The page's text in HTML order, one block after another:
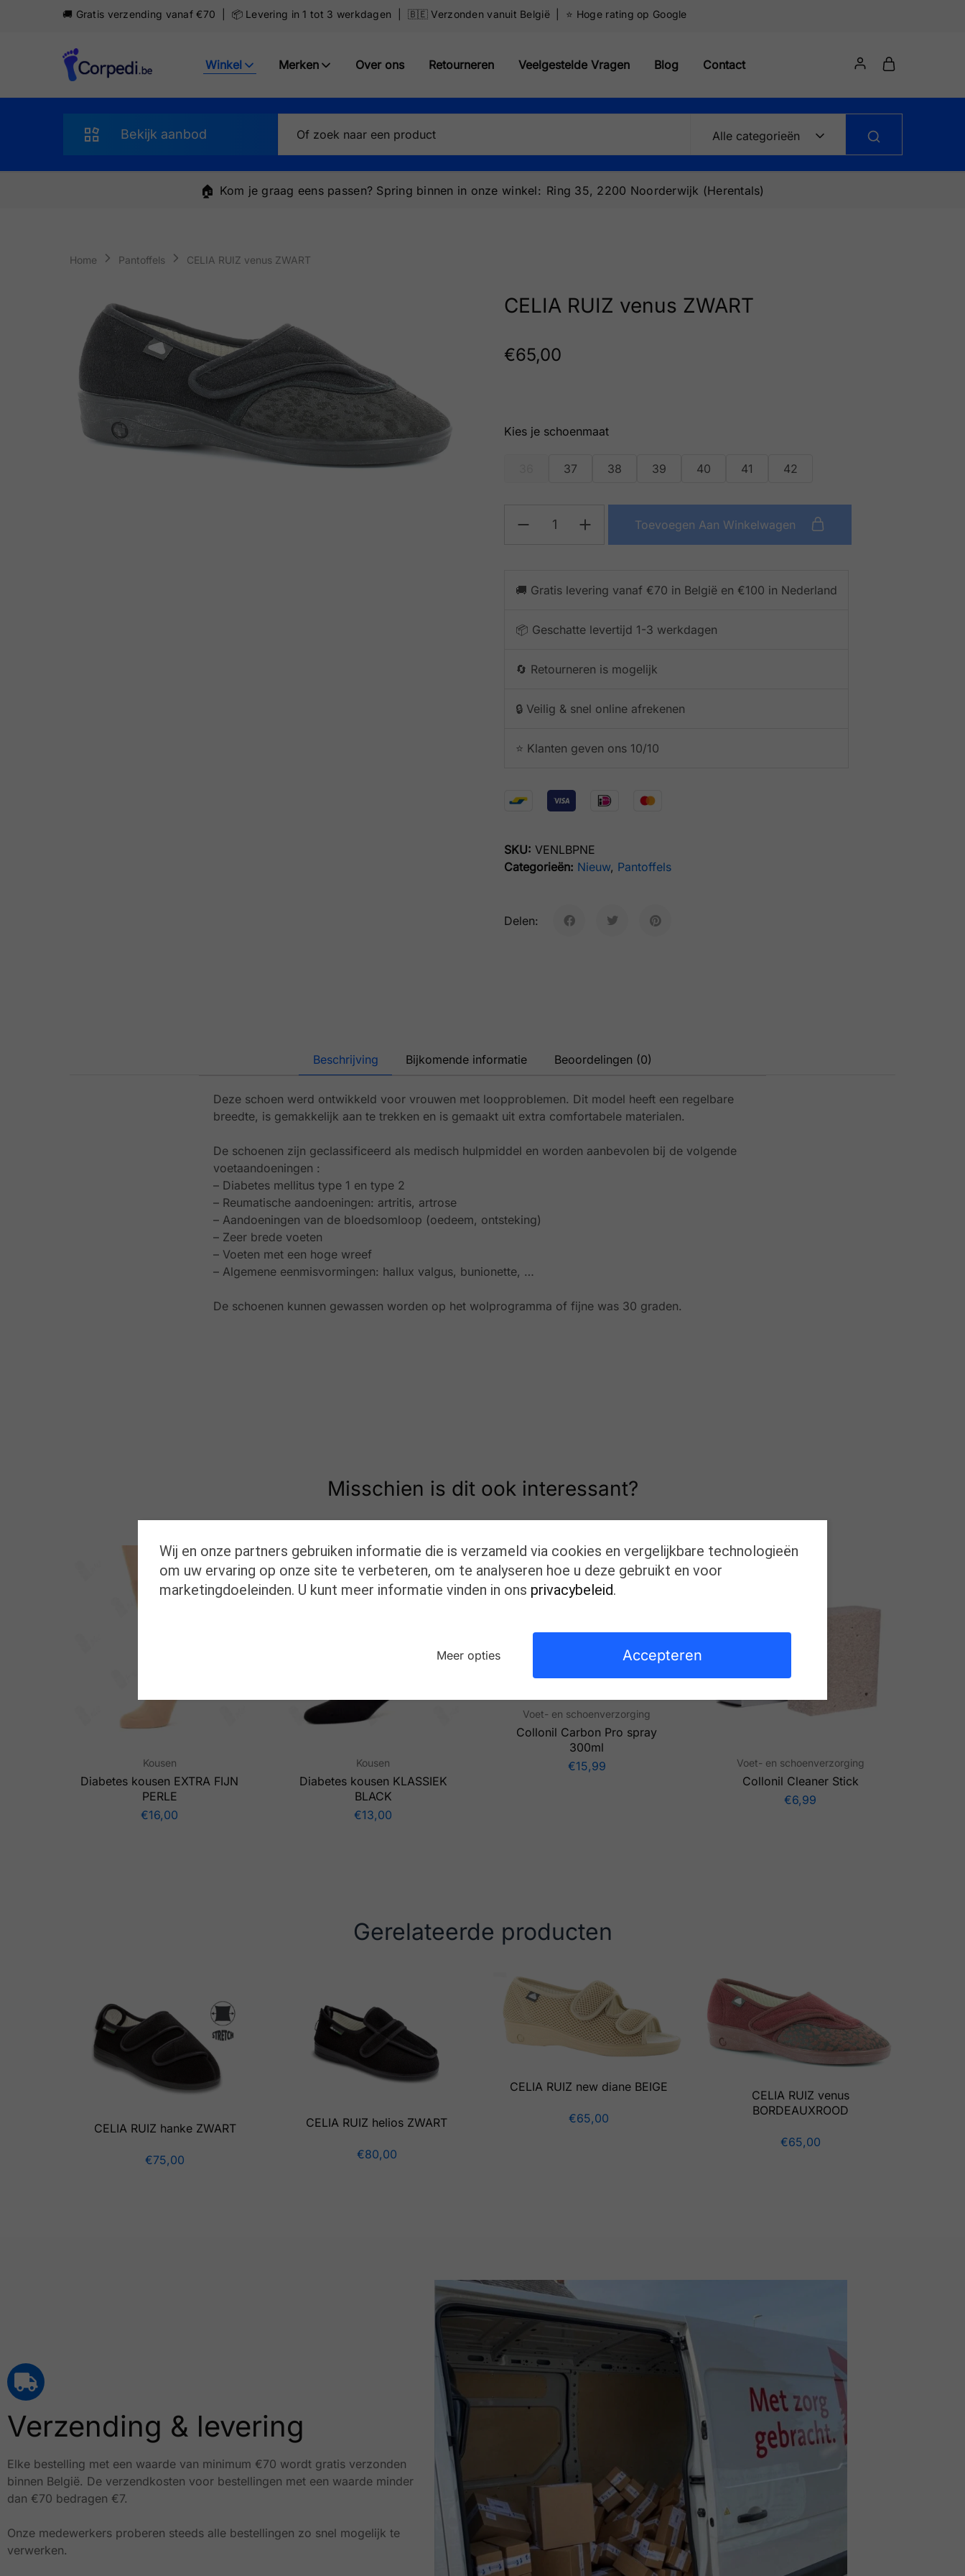
🚚 Gratis verzending vanaf €70 | 📦 Levering in 1 tot 3 werkdagen | 🇧🇪 Verzonden vanuit België | ⭐️ Hoge rating op Google
Corpedi Winkel Merken Over ons Retourneren Veelgestelde Vragen Blog Contact
Bekijk aanbod
Pantoffels
Enkellaarsjes
Inlegzolen
Voet- en schoenverzorging
Alle categorieën
🏠 Kom je graag eens passen? Spring binnen in onze winkel: Ring 35, 2200 Noorderwijk (Herentals)
Home Pantoffels CELIA RUIZ venus ZWART
CELIA RUIZ venus ZWART
€65,00
schoenmaat
37 38 39 40 41 42
Toevoegen Aan Winkelwagen
🚚 Gratis levering vanaf €70 in België en €100 in Nederland
📦 Geschatte levertijd 1-3 werkdagen
🔄 Retourneren is mogelijk
🔒 Veilig & snel online afrekenen
⭐️ Klanten geven ons 10/10
SKU: VENLBPNE
Categorieën: Nieuw, Pantoffels
Delen:
Beschrijving Bijkomende informatie Beoordelingen (0)
Deze schoen werd ontwikkeld voor vrouwen met loopproblemen. Dit model heeft een regelbare
breedte, is gemakkelijk aan te trekken en is gemaakt uit extra comfortabele materialen.
De schoenen zijn geclassificeerd als medisch hulpmiddel en worden aanbevolen bij de volgende
voetaandoeningen :
– Diabetes mellitus type 1 en type 2
– Reumatische aandoeningen: artritis, artrose
– Aandoeningen van de bloedsomloop (oedeem, ontsteking)
– Zeer brede voeten
– Voeten met een hoge wreef
– Algemene eenmisvormingen: hallux valgus, bunionette, …
De schoenen kunnen gewassen worden op het wolprogramma of fijne was 30 graden.
Misschien is dit ook interessant?
Kousen
Diabetes kousen EXTRA FIJN
PERLE
€16,00
Kousen
Diabetes kousen KLASSIEK
BLACK
€13,00
Voet- en schoenverzorging
Collonil Carbon Pro spray
300ml
€15,99 Voet- en schoenverzorging
Collonil Cleaner Stick
€6,99
Gerelateerde producten
CELIA RUIZ hanke ZWART
€75,00
CELIA RUIZ helios ZWART
€80,00
CELIA RUIZ new diane BEIGE
€65,00
CELIA RUIZ venus
BORDEAUXROOD
€65,00
Verzending & levering
Elke bestelling met een waarde van minimum €70 wordt gratis verzonden
binnen België. De verzendkosten voor bestellingen met een waarde minder
dan €70 bedragen €7.
Onze medewerkers proberen steeds alle bestellingen zo snel mogelijk te
verwerken.
Wij en onze partners gebruiken informatie die is verzameld via cookies en vergelijkbare technologieën
om uw ervaring op onze site te verbeteren, om te analyseren hoe u deze gebruikt en voor
marketingdoeleinden. U kunt meer informatie vinden in ons privacybeleid.
Meer opties Accepteren